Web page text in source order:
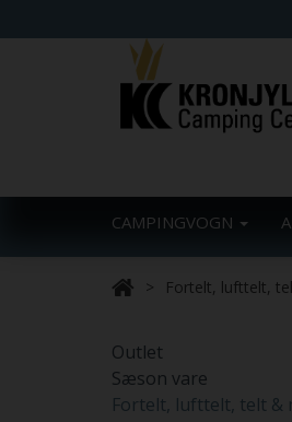
CAMPINGVOGN
Fortelt, lufttelt,
Outlet
Sæson vare
Fortelt, lufttelt, telt &